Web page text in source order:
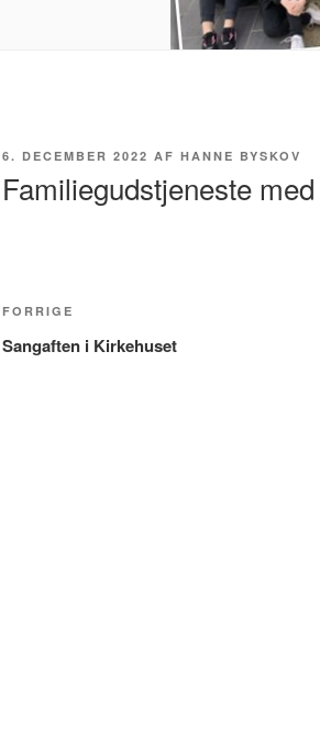
UDGIVET
6. DECEMBER 2022 AF HANNE BYSKOV
Familiegudstjeneste
Indlægsnavigation
Forrige
indlæg
FORRIGE
Sangaften i Kirkehuset